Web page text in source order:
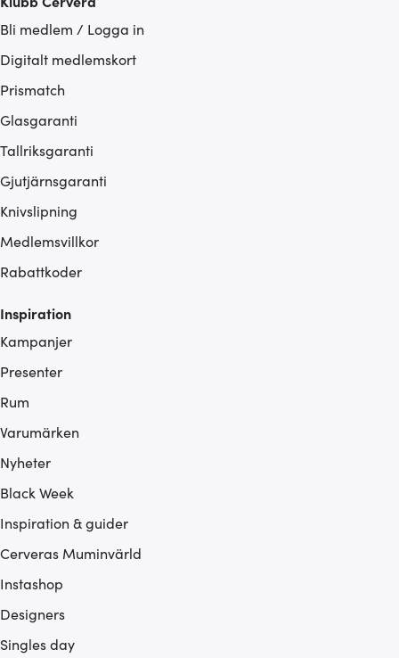
Bli medlem / Logga in
Digitalt medlemskort
Prismatch
Glasgaranti
Tallriksgaranti
Gjutjärnsgaranti
Knivslipning
Medlemsvillkor
Rabattkoder
Inspiration
Kampanjer
Presenter
Rum
Varumärken
Nyheter
Black Week
Inspiration & guider
Cerveras Muminvärld
Instashop
Designers
Singles day